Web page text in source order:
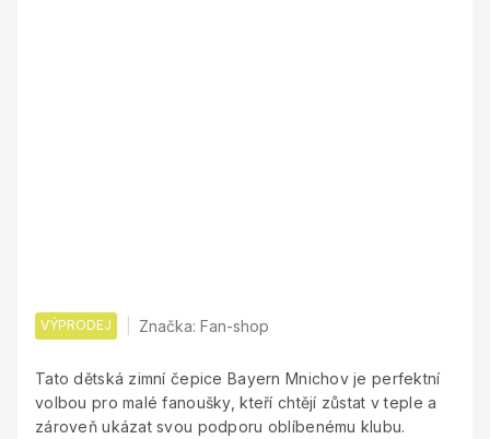
VÝPRODEJ Značka:Fan-shop
Tato dětská zimní čepice Bayern Mnichov je perfektní
volbou pro malé fanoušky, kteří chtějí zůstat v teple a
zároveň ukázat svou podporu oblíbenému klubu.